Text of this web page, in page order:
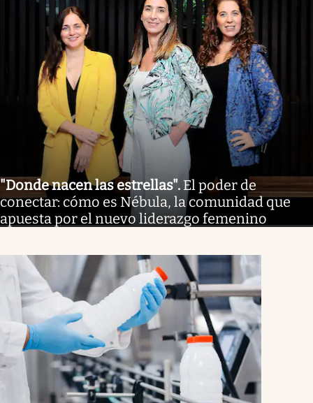
"Donde nacen las estrellas". El poder de
conectar: cómo es Nébula, la comunidad que
apuesta por el nuevo liderazgo femenino